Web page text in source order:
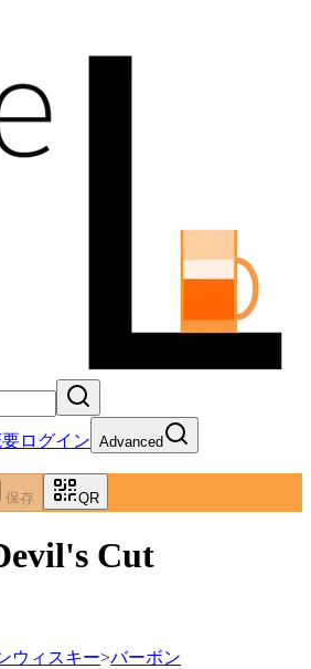
ログイン Advanced
保存 QR
Cut
ウィスキー>バーボン